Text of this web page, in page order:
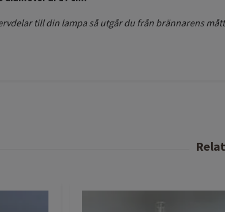
till din lampa så utgår du från brännarens